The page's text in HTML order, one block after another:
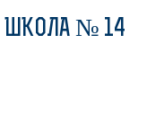
ШКОЛА № 14